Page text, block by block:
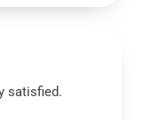
satisfied.